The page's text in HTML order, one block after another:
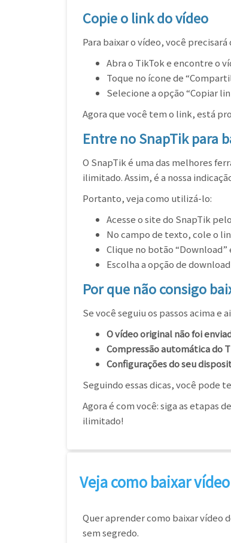
Copie o link do vídeo
Para baixar o vídeo, você
Abra o TikTok e encontre o
Toque no ícone de
Selecione a opção “Copiar
Agora que você tem o link, está
Entre no SnapTik para
O SnapTik é uma das melhores
ilimitado. Assim, é a nossa
Portanto, veja como utilizá-lo:
Acesse o site do SnapTik
No campo de texto, cole o
Clique no botão “Download”
Escolha a opção de
Por que não consigo
Se você seguiu os passos acima e
O vídeo original não foi
Compressão automática do
Configurações do seu
Seguindo essas dicas, você pode
Agora é com você: siga as etapas
ilimitado!
Veja como baixar
Quer aprender como baixar vídeo
sem segredo.